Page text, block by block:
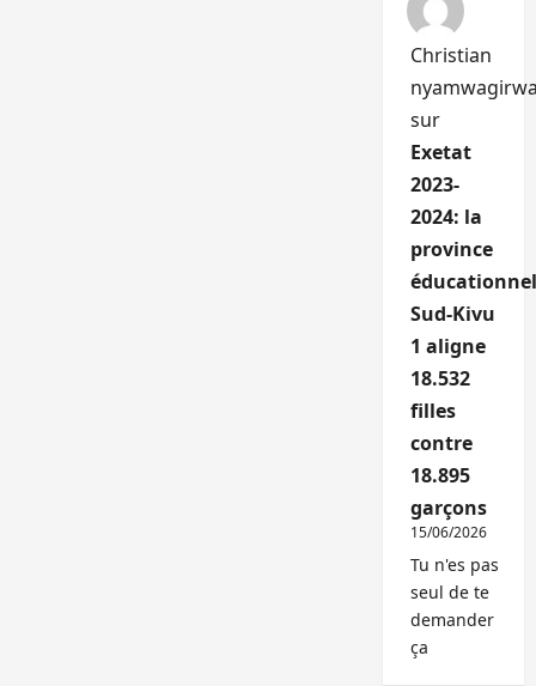
Christian
sur
Exetat
2023-
2024: la
province
Sud-Kivu
1 aligne
18.532
filles
contre
18.895
garçons
15/06/2026
Tu n'es pas
seul de te
demander
ça